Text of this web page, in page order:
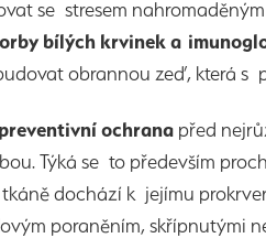
se stresem
bílých krvinek a
obrannou zeď, která s
preventivní ochrana před
Týká se to především
dochází k jejímu
poraněním, skřípnutými